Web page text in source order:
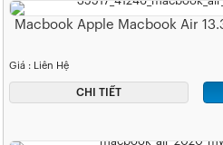
Macbook Apple Macbook Air
Giá : Liên Hệ
CHI TIẾT